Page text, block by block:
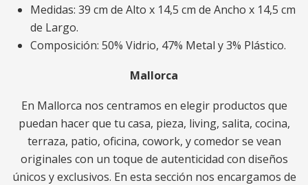
Medidas: 39 cm de Alto x 14,5 cm de Ancho x 14,5 cm
de Largo.
Composición: 50% Vidrio, 47% Metal y 3% Plástico.
Mallorca
En Mallorca nos centramos en elegir productos que
puedan hacer que tu casa, pieza, living, salita, cocina,
terraza, patio, oficina, cowork, y comedor se vean
originales con un toque de autenticidad con diseños
únicos y exclusivos. En esta sección nos encargamos de